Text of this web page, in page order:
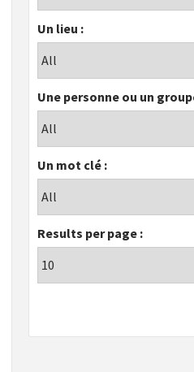
Un lieu :
Une personne ou un
Un mot clé :
Results per page :